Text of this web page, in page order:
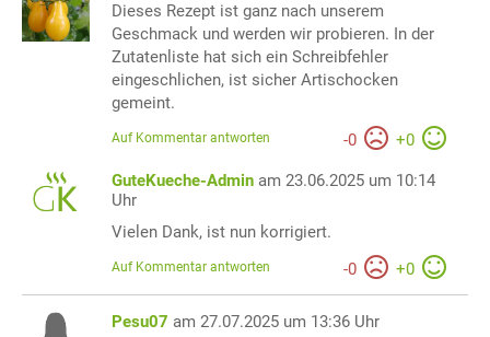
Dieses Rezept ist ganz nach unserem
Geschmack und werden wir probieren. In der
Zutatenliste hat sich ein Schreibfehler
eingeschlichen, ist sicher Artischocken
gemeint.
-0 +0
Auf Kommentar antworten
GuteKueche-Admin am 23.06.2025 um 10:14
Uhr
Vielen Dank, ist nun korrigiert.
-0 +0
Auf Kommentar antworten
Pesu07 am 27.07.2025 um 13:36 Uhr